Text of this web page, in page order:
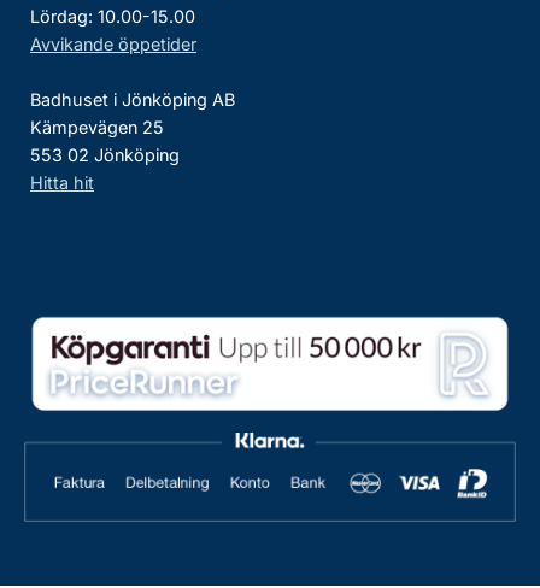
Lördag: 10.00-15.00
Avvikande öppetider
Badhuset i Jönköping AB
Kämpevägen 25
553 02 Jönköping
Hitta hit